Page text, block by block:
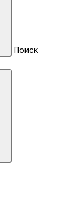
Поиск